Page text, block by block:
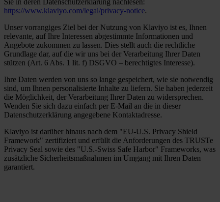
https://www.klaviyo.com/legal/privacy-notice.
Unser vorrangiges Ziel bei der Nutzung von Klaviyo ist es, Ihnen
relevante, auf Ihre Interessen abgestimmte Informationen und
Angebote zukommen zu lassen. Dies stellt auch die rechtliche
Grundlage dar, auf die wir uns bei der Verarbeitung Ihrer Daten
stützen (Art. 6 Abs. 1 lit. f) DSGVO – berechtigtes Interesse).
Ihre Daten werden von uns so lange gespeichert, wie sie notwendig
sind, um Ihnen personalisierte Inhalte zu liefern. Sie haben jederzeit
die Möglichkeit, der Verarbeitung Ihrer Daten zu widersprechen.
Wenden Sie sich dazu einfach per E-Mail an die in dieser
Datenschutzerklärung angegebene Kontaktadresse.
Klaviyo ist darüber hinaus nach dem "EU-U.S. Privacy Shield
Framework" zertifiziert und erfüllt die Anforderungen des TRUSTe
Privacy Seal sowie des "U.S.-Swiss Safe Harbor" Frameworks, was
zusätzliche Sicherheitsmaßnahmen im Umgang mit Ihren Daten
garantiert.